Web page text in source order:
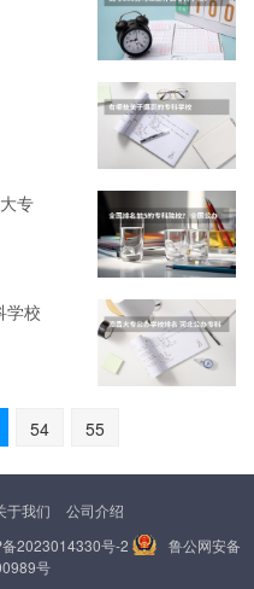
专
学校
54 55
于我们
公司介绍
2023014330号-2
鲁公网安备
号